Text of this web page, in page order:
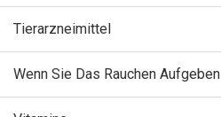
Tierarzneimittel
Wenn Sie Das Rauchen Aufgeben